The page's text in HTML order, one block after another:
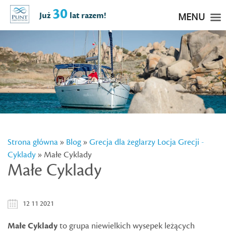
Strona główna» Blog»Grecja dla żeglarzy Locja Grecji -
Cyklady» Małe Cyklady
Małe Cyklady
12 11 2021
Małe Cykladyto grupa niewielkich wysepek leżących
Już30 lat razem! MENU